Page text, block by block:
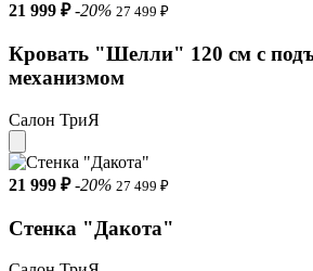
21 999 ₽ -20% 27 499 ₽
Кровать "Шелли" 120 см с
механизмом
Салон ТриЯ
21 999 ₽ -20% 27 499 ₽
Стенка "Дакота"